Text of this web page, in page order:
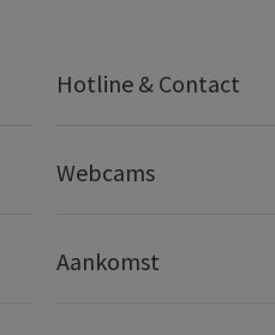
Hotline & Contact
Webcams
Aankomst